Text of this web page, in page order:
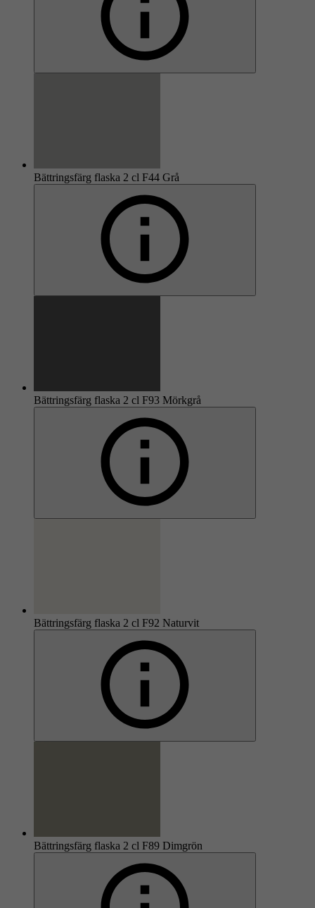
Bättringsfärg flaska 2 cl F44 Grå
Bättringsfärg flaska 2 cl F93 Mörkgrå
Bättringsfärg flaska 2 cl F92 Naturvit
Bättringsfärg flaska 2 cl F89 Dimgrön